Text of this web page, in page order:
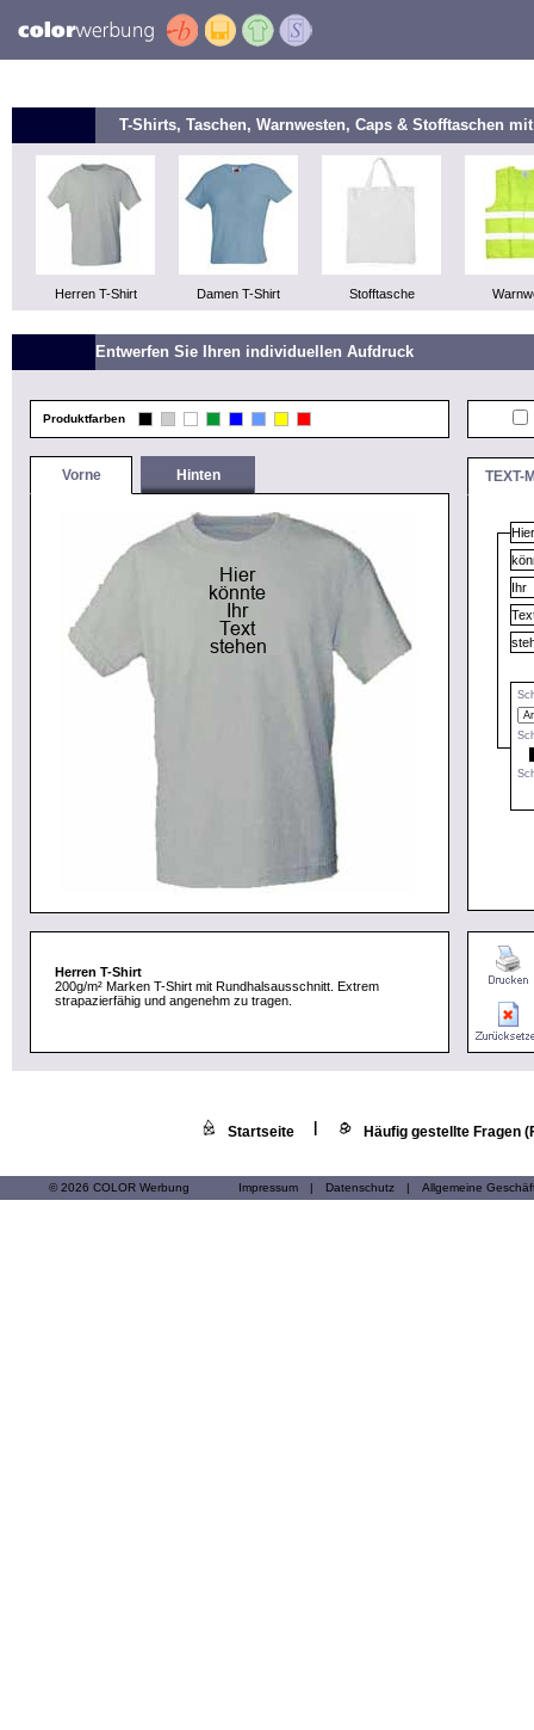
T-Shirts, Taschen, Warnwesten, Caps & Stofftaschen
Herren T-Shirt Damen T-Shirt Stofftasche
Entwerfen Sie Ihren individuellen Aufdruck
Produktfarben
Vorne Hinten TEXT-
Herren T-Shirt
200g/m² Marken T-Shirt mit Rundhalsausschnitt. Extrem
strapazierfähig und angenehm zu tragen.
Startseite Häufig gestellte Fragen
© 2026 COLOR Werbung Impressum | Datenschutz | Allgemeine